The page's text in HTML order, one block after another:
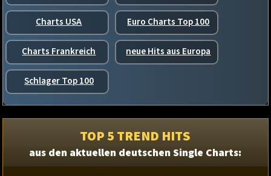
Charts USA Euro Charts Top 100
Charts Frankreich neue Hits aus Europa
Schlager Top 100
TOP 5 TREND HITS
aus den aktuellen deutschen Single Charts: